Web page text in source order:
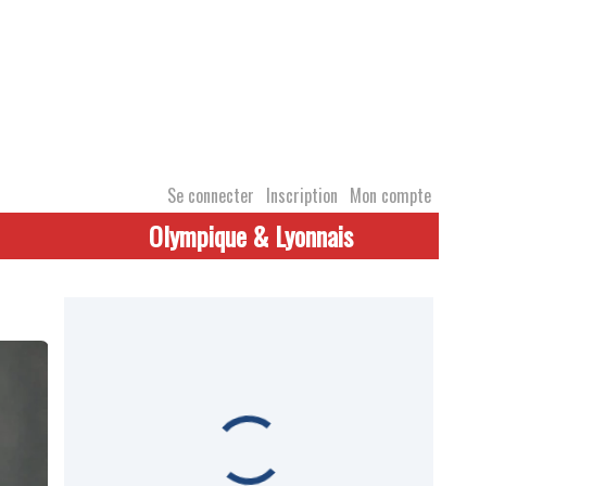
Se connecter Inscription Mon compte
Olympique & Lyonnais